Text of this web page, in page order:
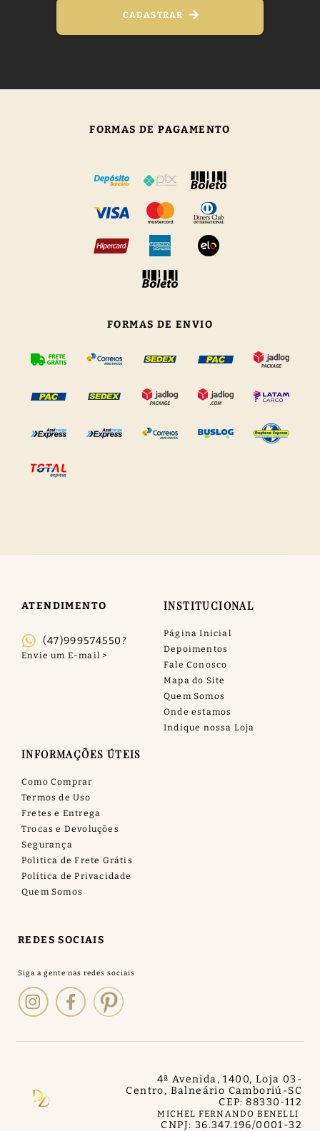
CADASTRAR
FORMAS DE PAGAMENTO
FORMAS DE ENVIO
ATENDIMENTO
(47)999574550?
INSTITUCIONAL
Página Inicial
Depoimentos
Fale Conosco
Mapa do Site
Quem Somos
Onde estamos
Indique nossa Loja
INFORMAÇÕES ÚTEIS
Como Comprar
Termos de Uso
Fretes e Entrega
Trocas e Devoluções
Segurança
Politica de Frete Grátis
Política de Privacidade
Quem Somos
REDES SOCIAIS
MICHEL FERNANDO BENELLI
4ª Avenida, 1400, Loja 03 -
Centro, Balneário Camboriú-SC
CEP: 88330-112
CNPJ: 36.347.196/0001-32